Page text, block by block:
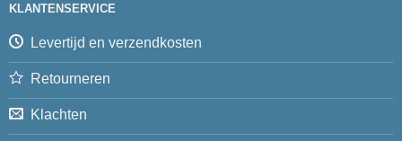
KLANTENSERVICE
Levertijd en verzendkosten
Retourneren
Klachten